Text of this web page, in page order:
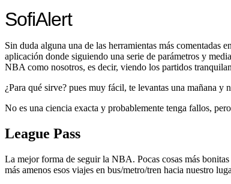
SofiAlert
Sin duda alguna una de las herramientas más comentadas
aplicación donde siguiendo una serie de parámetros y
NBA como nosotros, es decir, viendo los partidos
¿Para qué sirve? pues muy fácil, te levantas una mañana
No es una ciencia exacta y probablemente tenga fallos,
League Pass
La mejor forma de seguir la NBA. Pocas cosas más
más amenos esos viajes en bus/metro/tren hacia nuestro